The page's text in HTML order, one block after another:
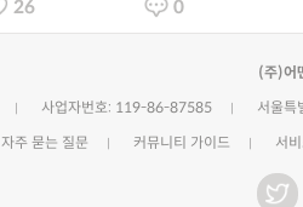
26 0
(주)어
사업자번호: 119-86-87585 서울특
자주 묻는 질문 커뮤니티 가이드 서